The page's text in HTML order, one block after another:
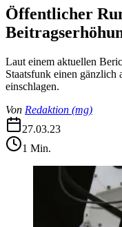
Öffentlicher
Laut einem aktuellen
Staatsfunk einen gänzlich
einschlagen.
Von Redaktion (mg)
27.03.23
1 Min.